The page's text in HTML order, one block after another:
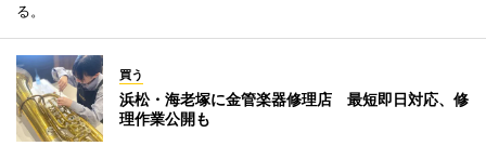
る。
買う
浜松・海老塚に金管楽器修理店 最短即日対応、修
理作業公開も